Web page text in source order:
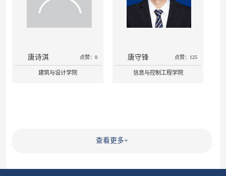
唐诗淇 点赞：0
建筑与设计学院
唐守锋 点赞：125
信息与控制工程学院
查看更多+